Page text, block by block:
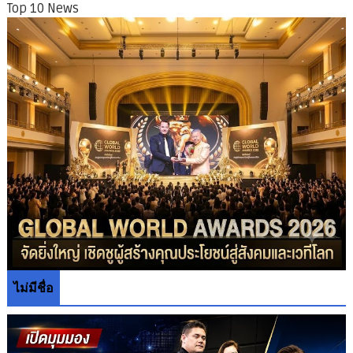
Top 10 News
ไม่มีชื่อ